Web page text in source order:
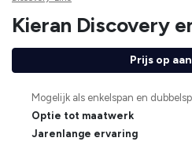
Kieran Discovery
Mogelijk als enkelspan en
Optie tot maatwerk
Jarenlange ervaring
Prijs op